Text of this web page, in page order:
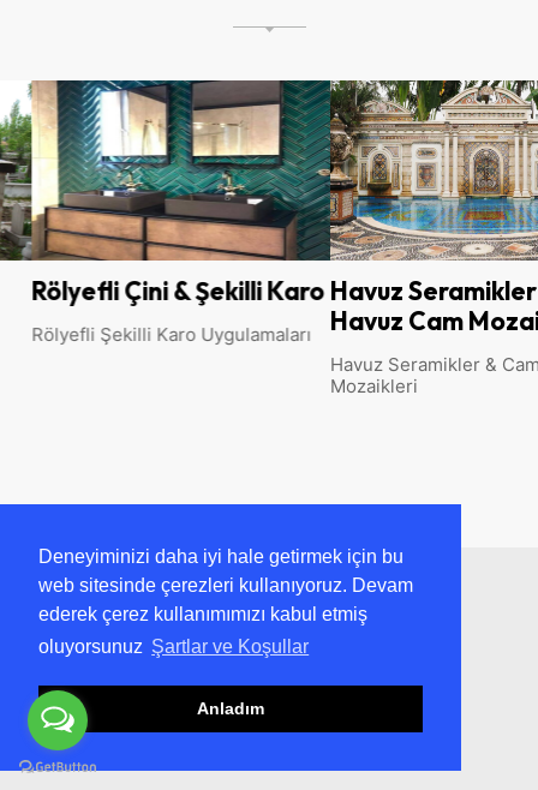
Deneyiminizi daha iyi hale getirmek için bu
web sitesinde çerezleri kullanıyoruz. Devam
ederek çerez kullanımımızı kabul etmiş
oluyorsunuz Şartlar ve Koşullar
Anladım
Rölyefli Çini & Şekilli Karo
Rölyefli Şekilli Karo Uygulamaları
Havuz Seramikleri
Havuz Cam
Havuz Seramikler & Cam
Mozaikleri
Kütahya Çini Ailesi Olarak ; 1940’tan Beri
Misyonumuz Mimaride Osmanlı Sanatını ve